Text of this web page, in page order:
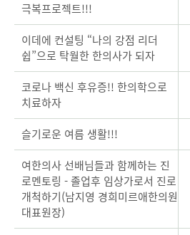
극복프로젝트!!!
이데에 컨설팅 “나의 강점 리더
쉽”으로 탁월한 한의사가 되자
코로나 백신 후유증!! 한의학으로
치료하자
슬기로운 여름 생활!!!
여한의사 선배님들과 함께하는 진
로멘토링 - 졸업후 임상가로서 진로
개척하기(남지영 경희미르애한의원
대표원장)